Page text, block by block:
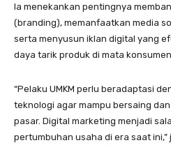
Ia menekankan pentingnya
(branding), memanfaatkan media
serta menyusun iklan digital yang
daya tarik produk di mata
“Pelaku UMKM perlu beradaptasi
teknologi agar mampu bersaing
pasar. Digital marketing menjadi
pertumbuhan usaha di era saat ini,”